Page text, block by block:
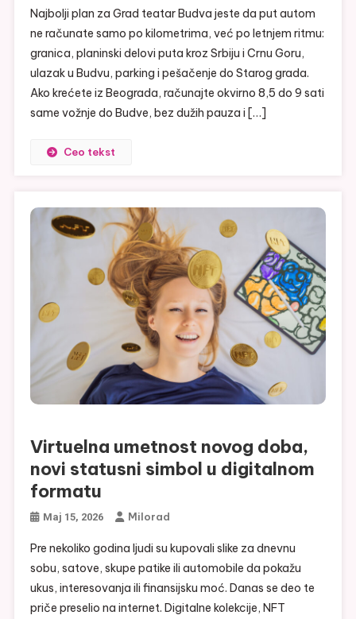
Najbolji plan za Grad teatar Budva jeste da put autom
ne računate samo po kilometrima, već po letnjem ritmu:
granica, planinski delovi puta kroz Srbiju i Crnu Goru,
ulazak u Budvu, parking i pešačenje do Starog grada.
Ako krećete iz Beograda, računajte okvirno 8,5 do 9 sati
same vožnje do Budve, bez dužih pauza i […]
Ceo tekst
Virtuelna umetnost novog doba,
novi statusni simbol u digitalnom
formatu
Maj 15, 2026 Milorad
Pre nekoliko godina ljudi su kupovali slike za dnevnu
sobu, satove, skupe patike ili automobile da pokažu
ukus, interesovanja ili finansijsku moć. Danas se deo te
priče preselio na internet. Digitalne kolekcije, NFT